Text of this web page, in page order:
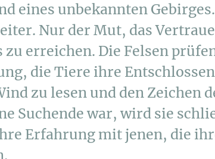
eines unbekannten
Nur der Mut, das
zu erreichen. Die Felsen
die Tiere ihre
zu lesen und den Zeichen
Suchende war, wird sie
Erfahrung mit jenen, die